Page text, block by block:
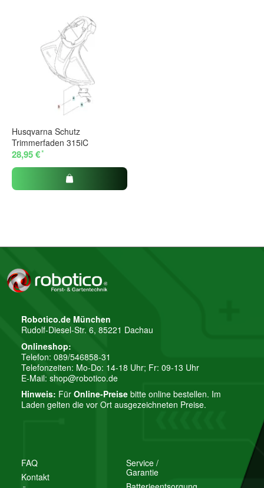
Husqvarna Schutz
Trimmerfaden 315iC
28,95 €*
FAQ
Kontakt
Service /
Garantie
Robotico.de München
Rudolf-Diesel-Str. 6, 85221 Dachau
Onlineshop:
Telefon: 089/546858-31
Telefonzeiten: Mo-Do: 14-18 Uhr; Fr: 09-13 Uhr
E-Mail: shop@robotico.de
Hinweis: Für Online-Preise bitte online bestellen. Im
Laden gelten die vor Ort ausgezeichneten Preise.